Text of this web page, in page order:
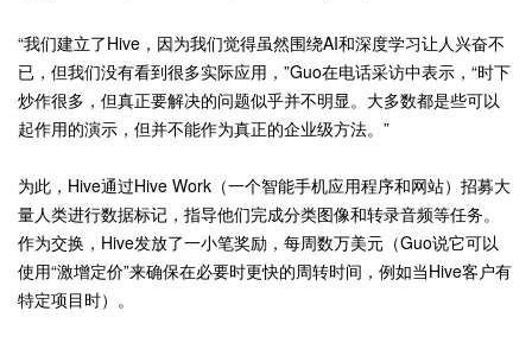
“我们建立了Hive，因为我们觉得虽然围绕AI和深度学习让人兴奋不
已，但我们没有看到很多实际应用，”Guo在电话采访中表示，“时下
炒作很多，但真正要解决的问题似乎并不明显。大多数都是些可以
起作用的演示，但并不能作为真正的企业级方法。”
为此，Hive通过Hive Work（一个智能手机应用程序和网站）招募大
量人类进行数据标记，指导他们完成分类图像和转录音频等任务。
作为交换，Hive发放了一小笔奖励，每周数万美元（Guo说它可以
使用“激增定价”来确保在必要时更快的周转时间，例如当Hive客户有
特定项目时）。